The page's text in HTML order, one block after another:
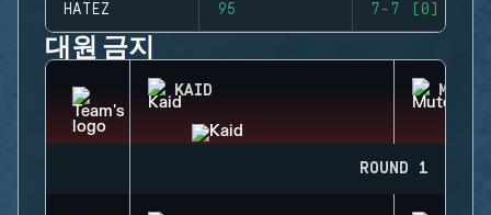
HATEZ 95 7-7 (0)
대원 금지
KAID MUTE
ROUND 1